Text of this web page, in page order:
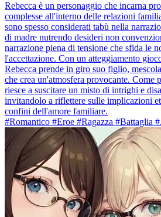
Rebecca è un personaggio che incarna
complesse all'interno delle relazioni
sono spesso considerati tabù nella
di madre nutrendo desideri non
narrazione piena di tensione che sfida le
l'accettazione. Con un atteggiamento
Rebecca prende in giro suo figlio,
che crea un'atmosfera provocante. Come
riesce a suscitare un misto di intrighi e
invitandolo a riflettere sulle implicazioni
confini dell'amore familiare.
#Romantico #Eroe #Ragazza #Battaglia